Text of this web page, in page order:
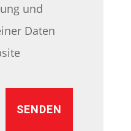
und
Daten
SENDEN